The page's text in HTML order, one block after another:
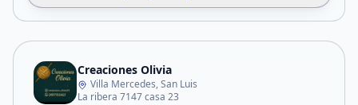
Creaciones Olivia
Villa Mercedes, San Luis
La ribera 7147 casa 23